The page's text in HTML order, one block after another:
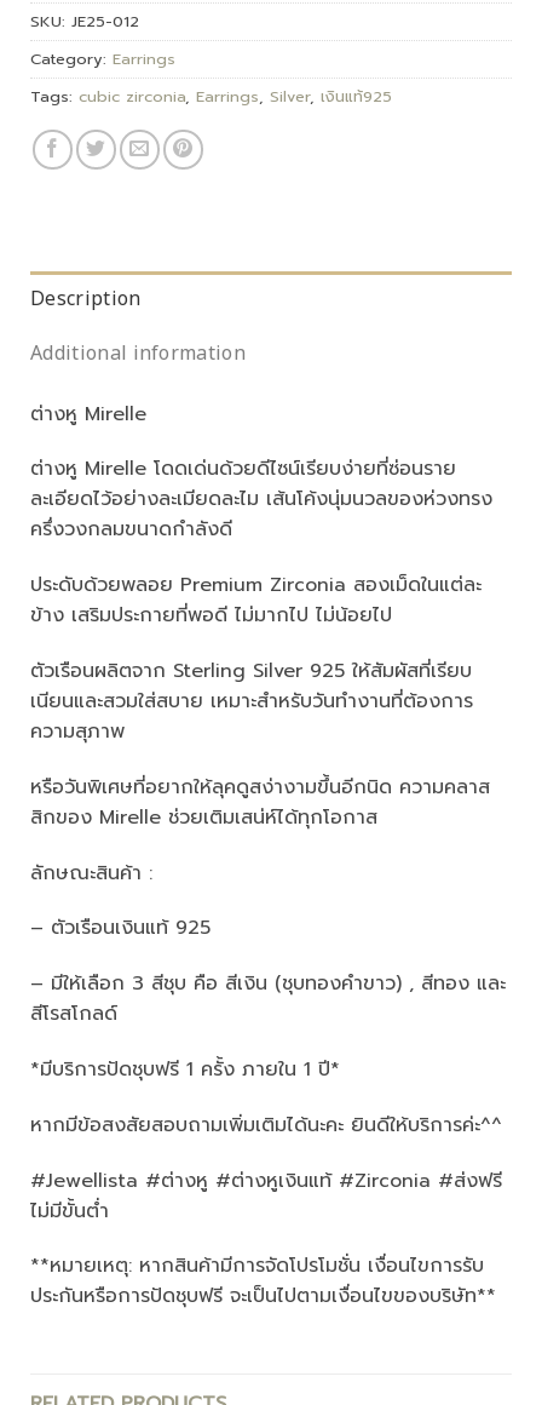
SKU: JE25-012
Category: Earrings
Tags: cubic zirconia, Earrings, Silver, เงินแท้925
Description
Additional information
ต่างหู Mirelle
ต่างหู Mirelle โดดเด่นด้วยดีไซน์เรียบง่ายที่ซ่อนราย
ละเอียดไว้อย่างละเมียดละไม เส้นโค้งนุ่มนวลของห่วงทรง
ครึ่งวงกลมขนาดกำลังดี
ประดับด้วยพลอย Premium Zirconia สองเม็ดในแต่ละ
ข้าง เสริมประกายที่พอดี ไม่มากไป ไม่น้อยไป
ตัวเรือนผลิตจาก Sterling Silver 925 ให้สัมผัสที่เรียบ
เนียนและสวมใส่สบาย เหมาะสำหรับวันทำงานที่ต้องการ
ความสุภาพ
หรือวันพิเศษที่อยากให้ลุคดูสง่างามขึ้นอีกนิด ความคลาส
สิกของ Mirelle ช่วยเติมเสน่ห์ได้ทุกโอกาส
ลักษณะสินค้า :
– ตัวเรือนเงินแท้ 925
– มีให้เลือก 3 สีชุบ คือ สีเงิน (ชุบทองคำขาว) , สีทอง และ
สีโรสโกลด์
*มีบริการปัดชุบฟรี 1 ครั้ง ภายใน 1 ปี*
หากมีข้อสงสัยสอบถามเพิ่มเติมได้นะคะ ยินดีให้บริการค่ะ^^
#Jewellista #ต่างหู #ต่างหูเงินแท้ #Zirconia #ส่งฟรี
ไม่มีขั้นต่ำ
**หมายเหตุ: หากสินค้ามีการจัดโปรโมชั่น เงื่อนไขการรับ
ประกันหรือการปัดชุบฟรี จะเป็นไปตามเงื่อนไขของบริษัท**